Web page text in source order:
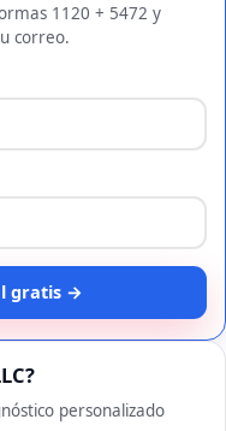
1120 + 5472 y
correo.
gratis →
personalizado